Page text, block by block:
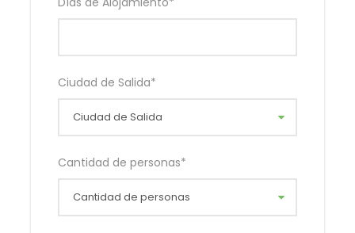
Ciudad de Salida*
Cantidad de personas*
o Templo de los Lamas, de estilo tibetano. En el
gigante de Maitreye, el buda del futuro, figura de
o Paseo por la calle Qianmen, una de las más
Cubo de Agua
o El Palacio de Verano
o Mercado Nocturno de Dong Hua Men.